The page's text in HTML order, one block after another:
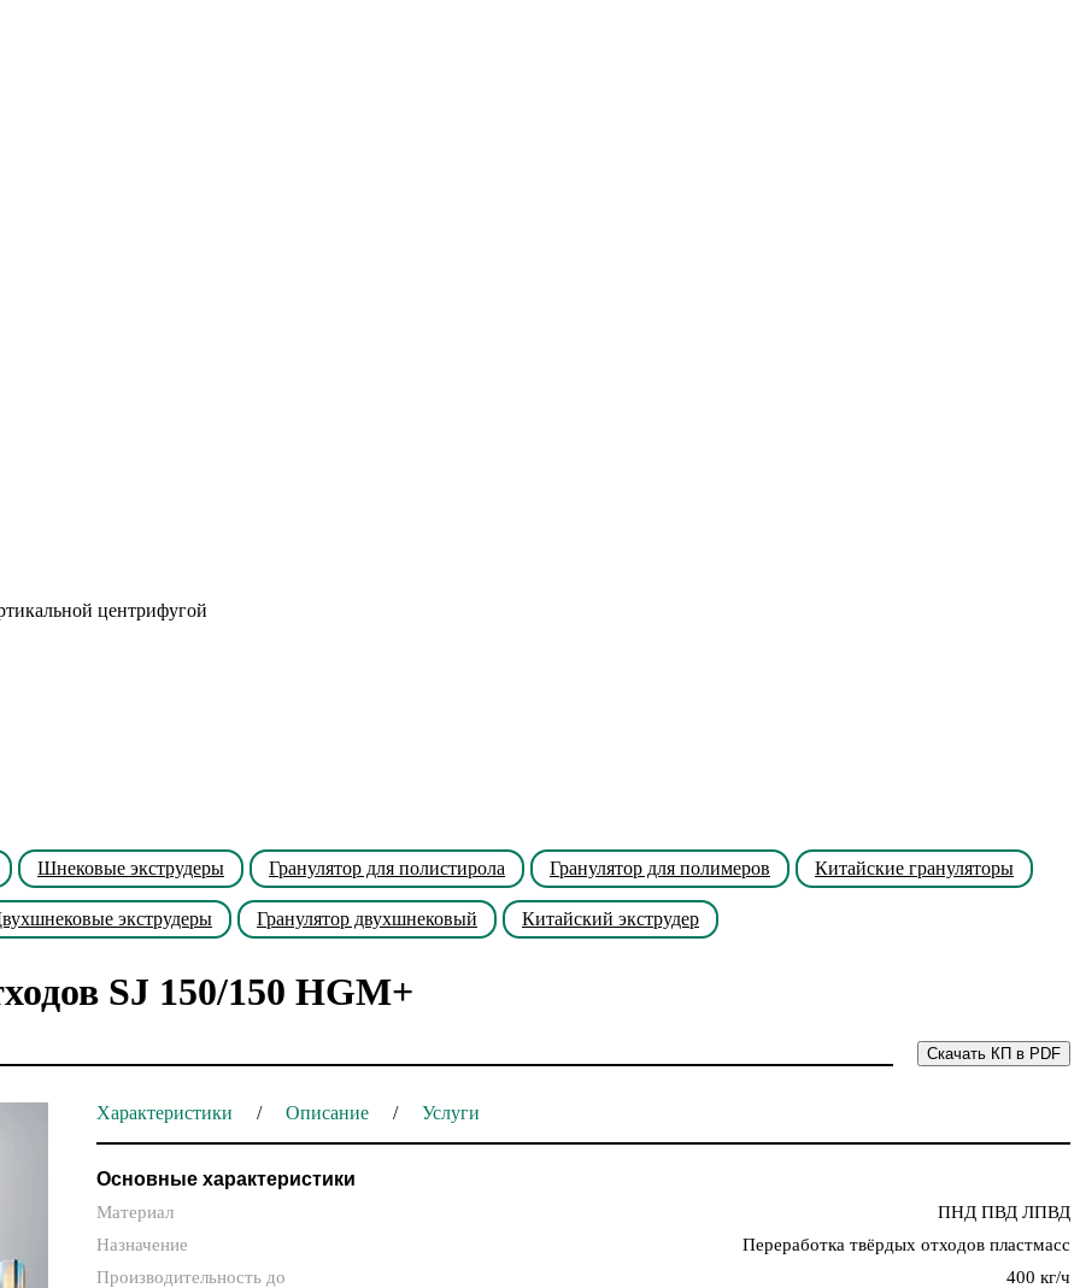
центрифугой
Шнековые экструдеры Гранулятор для полистирола Гранулятор для полимеров Китайские грануляторы
экструдеры Гранулятор двухшнековый Китайский экструдер
SJ 150/150 HGM+
Скачать КП в PDF
Характеристики Описание Услуги
Основные характеристики
Материал
ПНД ПВД ЛПВД
Назначение
Переработка твёрдых отходов пластмасс
Производительность до
400 кг/ч